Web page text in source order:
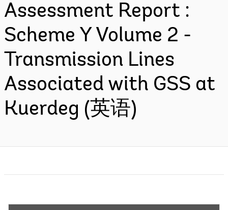
Assessment Report :
Scheme Y Volume 2 -
Transmission Lines
Associated with GSS at
Kuerdeg (英语)